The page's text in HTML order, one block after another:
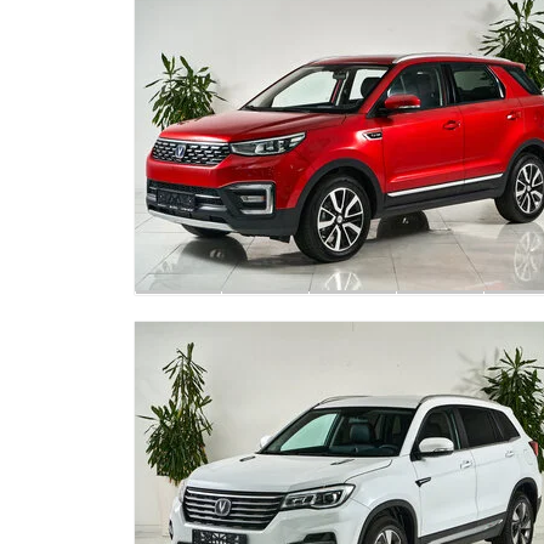
USB
Датчик света
Дневные ходовые огни
Противотуманные фары
Самозатемняющееся зеркало заднего вида
Светодиодные фары
Электрообогрев боковых зеркал
Диски 17
Иммобилайзер
Центральный замок
Докатка